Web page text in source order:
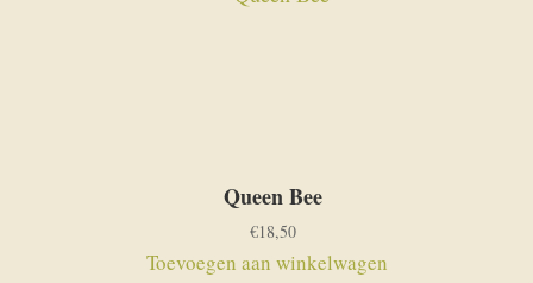
Queen Bee
€18,50
Toevoegen aan winkelwagen